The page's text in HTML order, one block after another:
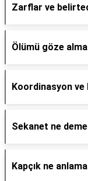
Zarflar ve
Ölümü göze
Koordinasyon ve
Sekanet ne
Kapçık ne